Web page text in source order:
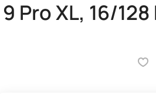
Pro XL, 16/128